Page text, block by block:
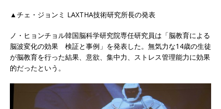
▲チェ・ジョンミ LAXTHA技術研究所長の発表
ノ・ヒョンチョル韓国脳科学研究院専任研究員は「脳教育による
脳波変化の効果 検証と事例」を発表した。無気力な14歳の生徒
が脳教育を行った結果、意欲、集中力、ストレス管理能力に効果
的だったという。